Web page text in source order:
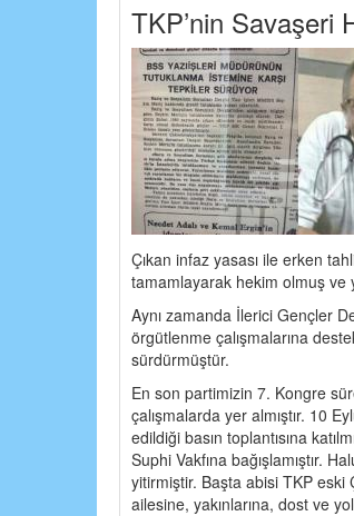
TKP’nin Savaşeri
Çıkan infaz yasası ile erken
tamamlayarak hekim olmuş ve
Aynı zamanda İlerici Gençler
örgütlenme çalışmalarına
sürdürmüştür.
En son partimizin 7. Kongre
çalışmalarda yer almıştır. 10
edildiği basın toplantısına
Suphi Vakfına bağışlamıştır.
yitirmiştir. Başta abisi TKP
ailesine, yakınlarına, dost ve